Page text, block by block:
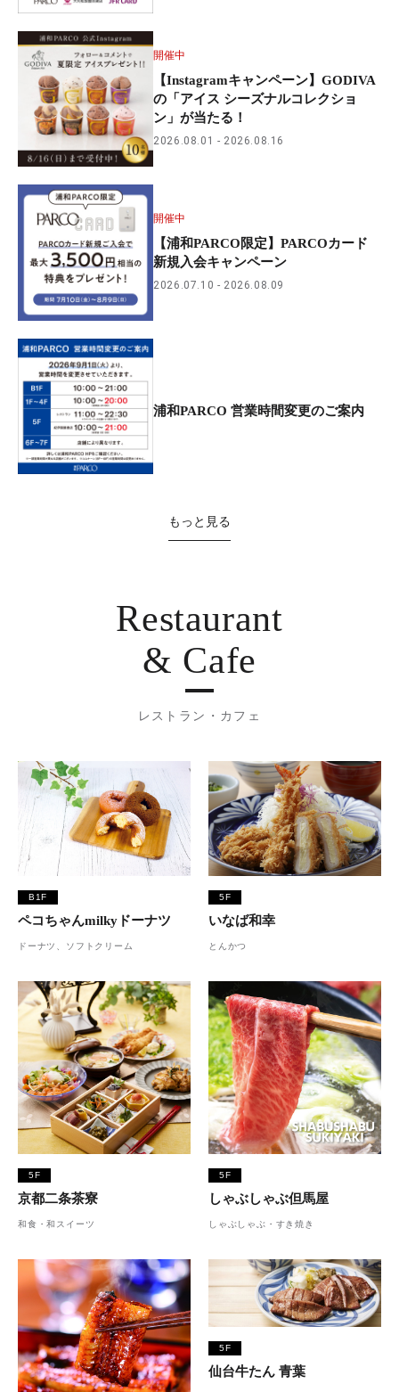
開催中
【Instagramキャンペーン】GODIVA
の「アイス シーズナルコレクショ
ン」が当たる！
2026.08.01 2026.08.16
開催中
【浦和PARCO限定】PARCOカード
新規入会キャンペーン
2026.07.10 2026.08.09
浦和PARCO 営業時間変更のご案内
もっと見る
Restaurant
& Cafe
レストラン・カフェ
B1F
ペコちゃんmilkyドーナツ
ドーナツ、ソフトクリーム
5F
いなば和幸
とんかつ
5F
京都二条茶寮
和食・和スイーツ
5F
しゃぶしゃぶ但馬屋
しゃぶしゃぶ・すき焼き
5F
仙台牛たん 青葉